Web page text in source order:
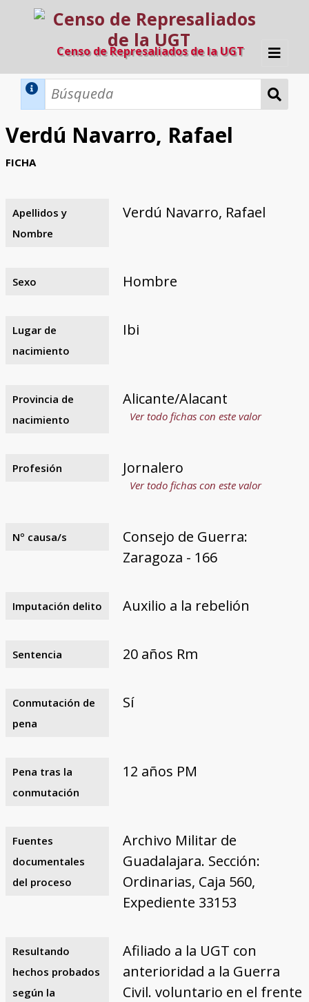
Censo de Represaliados de la UGT
Inicio
Búsqueda Dinámica
Búsqueda Avanzada
Razones y objetivos
El equipo
Colaboradores
Fuentes documentales
Verdú Navarro, Rafael
FICHA
Apellidos y
Nombre
Verdú Navarro, Rafael
Sexo Hombre
Lugar de
nacimiento
Ibi
Provincia de
nacimiento
Alicante/Alacant
Ver todo fichas con este valor
Profesión Jornalero
Ver todo fichas con este valor
Nº causa/s
Consejo de Guerra:
Zaragoza - 166
Imputación delito Auxilio a la rebelión
Sentencia 20 años Rm
Conmutación de
pena
Sí
Pena tras la
conmutación
12 años PM
Fuentes
documentales
del proceso
Archivo Militar de
Guadalajara. Sección:
Ordinarias, Caja 560,
Expediente 33153
Resultando
hechos probados
según la
Afiliado a la UGT con
anterioridad a la Guerra
Civil. voluntario en el frente